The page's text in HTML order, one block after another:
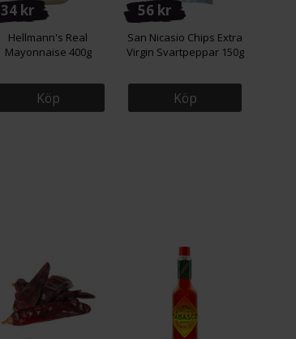
34 kr
Hellmann's Real
Mayonnaise 400g
Köp
56 kr
San Nicasio Chips Extra
Virgin Svartpeppar 150g
Köp